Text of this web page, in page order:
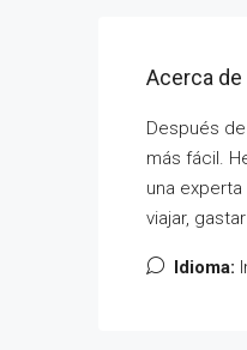
Acerca
Después
más fácil.
una
viajar,
Idioma: